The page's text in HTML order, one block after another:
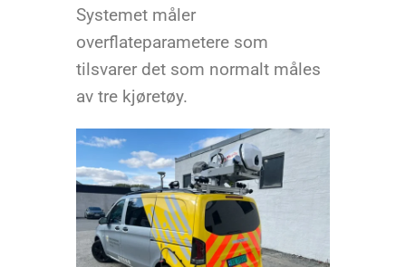
Systemet måler
overflateparametere som
tilsvarer det som normalt måles
av tre kjøretøy.